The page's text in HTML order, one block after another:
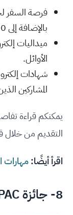
بالإضافة إلى 500 جنيه استرليني كمصروف جانبي.
ميداليات
الأوائل.
شهادات
المشاركين
يمكنكم قراءة
التقديم من خلال
اقرأ أيضًا:مهارات
8- جائزة IUPAC في مجال الكيمياء الخضراء